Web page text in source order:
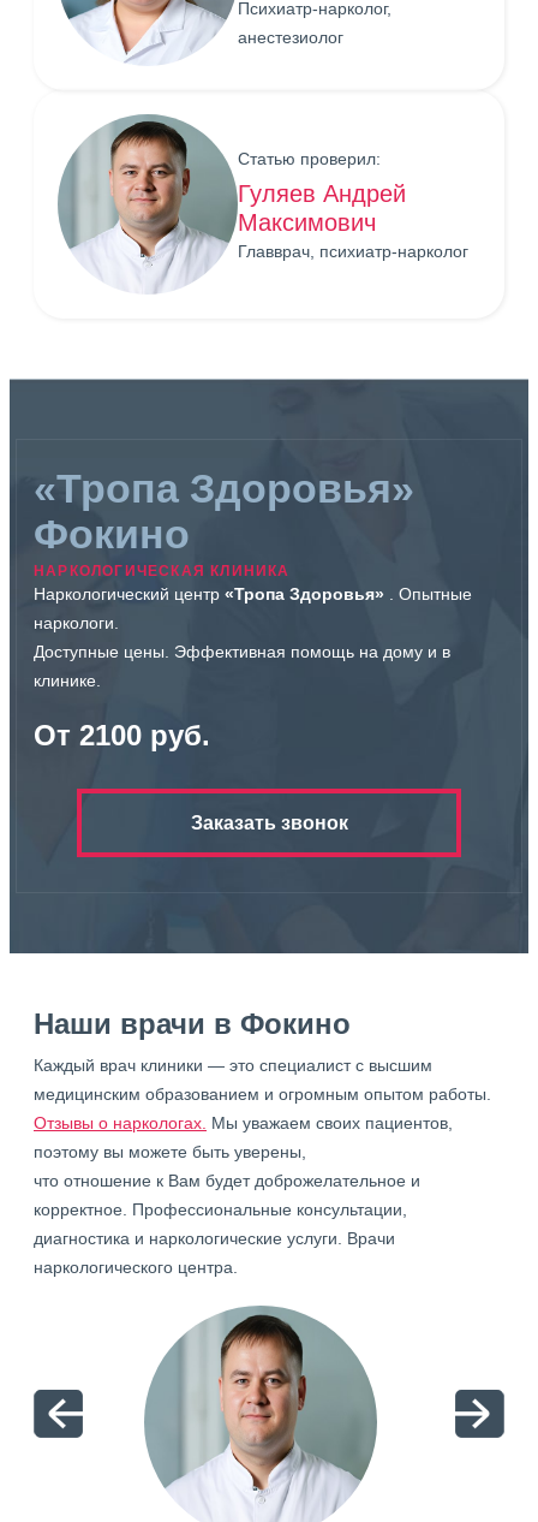
Психиатр-нарколог,
анестезиолог
Статью проверил:
Гуляев Андрей
Максимович
Главврач, психиатр-нарколог
«Тропа Здоровья»
Фокино
НАРКОЛОГИЧЕСКАЯ КЛИНИКА
Наркологический центр «Тропа Здоровья» . Опытные
наркологи.
Доступные цены. Эффективная помощь на дому и в
клинике.
От 2100 руб.
Заказать звонок
Наши врачи в Фокино
Каждый врач клиники — это специалист с высшим
медицинским образованием и огромным опытом работы.
Отзывы о наркологах. Мы уважаем своих пациентов,
поэтому вы можете быть уверены,
что отношение к Вам будет доброжелательное и
корректное. Профессиональные консультации,
диагностика и наркологические услуги. Врачи
наркологического центра.